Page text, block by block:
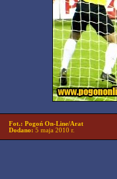
Fot.: Pogoń On-Line/Arat
Dodano: 5 maja 2010 r.